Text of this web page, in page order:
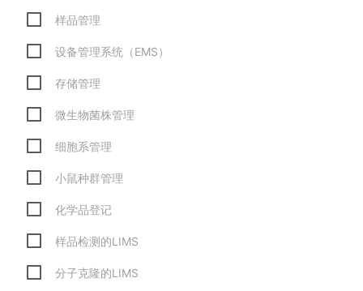
样品管理
设备管理系统（EMS）
存储管理
微生物菌株管理
细胞系管理
小鼠种群管理
化学品登记
样品检测的LIMS
分子克隆的LIMS